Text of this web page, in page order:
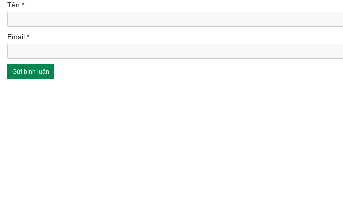
Tên *
Email *